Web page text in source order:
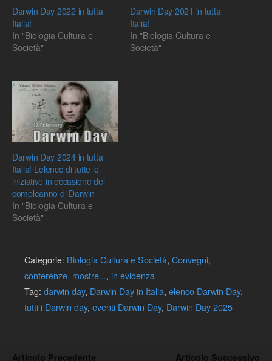
Darwin Day 2022 in tutta
Italia!
In "Biologia Cultura e
Società"
Darwin Day 2021 in tutta
Italia!
In "Biologia Cultura e
Società"
Darwin Day 2024 in tutta
Italia! L’elenco di tutte le
iniziative in occasione del
compleanno di Darwin
In "Biologia Cultura e
Società"
Categorie: Biologia Cultura e Società, Convegni,
conferenze, mostre..., in evidenza
Tag: darwin day, Darwin Day in Italia, elenco Darwin Day,
tutti i Darwin day, eventi Darwin Day, Darwin Day 2025
Articolo Precedente Articolo Successivo